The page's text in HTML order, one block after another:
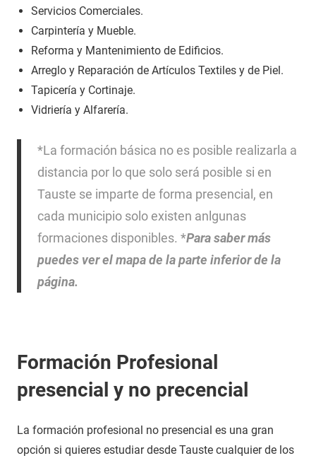
Servicios Comerciales.
Carpintería y Mueble.
Reforma y Mantenimiento de Edificios.
Arreglo y Reparación de Artículos Textiles y de Piel.
Tapicería y Cortinaje.
Vidriería y Alfarería.
*La formación básica no es posible realizarla a
distancia por lo que solo será posible si en
Tauste se imparte de forma presencial, en
cada municipio solo existen anlgunas
formaciones disponibles. *Para saber más
puedes ver el mapa de la parte inferior de la
página.
Formación Profesional
presencial y no precencial
La formación profesional no presencial es una gran
opción si quieres estudiar desde Tauste cualquier de los